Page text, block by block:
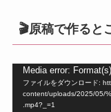
🎬原稿で作ると
Media error:
ファイルをダウンロード:
content/uploads/2025/05/
.mp4?_=1